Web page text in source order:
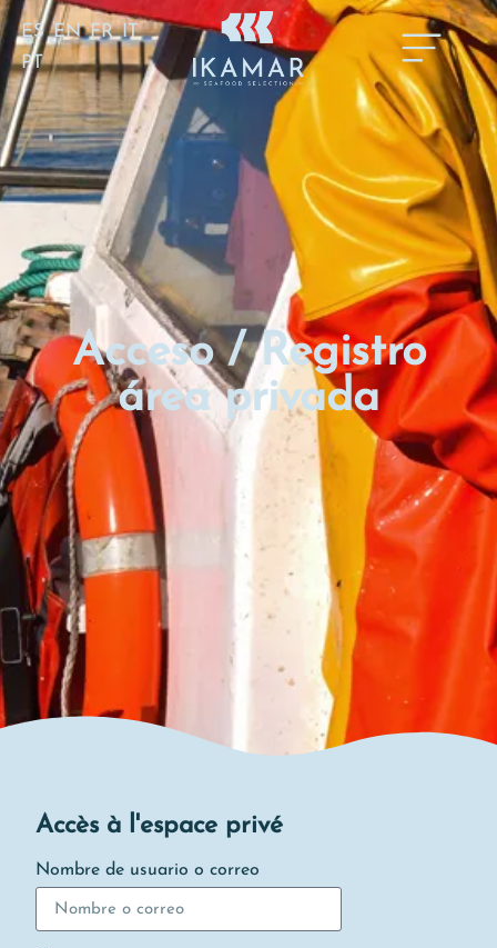
ES EN FR IT
PT
Registro área de
cliente
Acceso / Registro
área privada
Accès à l'espace privé
Nombre de usuario o correo